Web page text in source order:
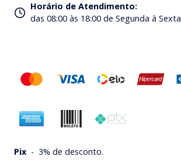
Horário de Atendimento:
das 08:00 às 18:00 de Segunda à Sexta
Pix - 3% de desconto.